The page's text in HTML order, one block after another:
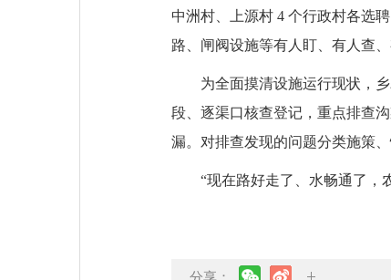
中洲村、上源村 4 个行政村各选
路、闸阀设施等有人盯、有人查、
为全面摸清设施运行现状，
段、逐渠口核查登记，重点排查
漏。对排查发现的问题分类施策
“现在路好走了、水畅通了，